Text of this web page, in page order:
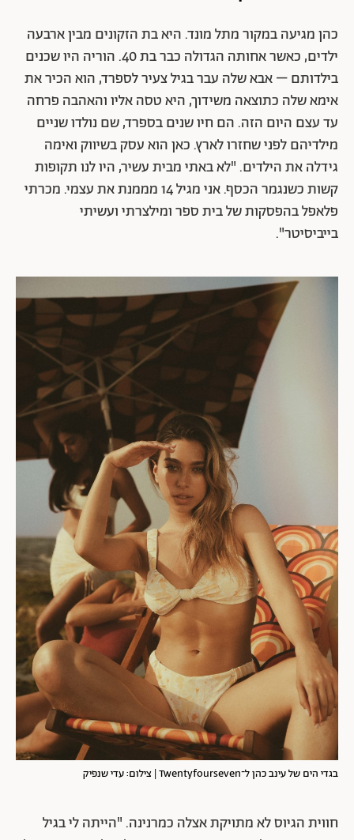
כהן מגיעה במקור מתל מונד. היא בת הזקונים מבין ארבעה
ילדים, כאשר אחותה הגדולה כבר בת 40. הוריה היו שכנים
בילדותם – אבא שלה עבר בגיל צעיר לספרד, הוא הכיר את
אימא שלה כתוצאה משידוך, היא טסה אליו והאהבה פרחה
עד עצם היום הזה. הם חיו שנים בספרד, שם נולדו שניים
מילדיהם לפני שחזרו לארץ. כאן הוא עסק בשיווק ואימה
גידלה את הילדים. "לא באתי מבית עשיר, היו לנו תקופות
קשות כשנגמר הכסף. אני מגיל 14 מממנת את עצמי. מכרתי
פלאפל בהפסקות של בית ספר ומילצרתי ועשיתי
בייביסיטר".
בגדי הים של עינב כהן ל־Twentyfourseven | צילום: עדי שנפיק
חווית הגיוס לא מתויקת אצלה כמרנינה. "הייתה לי בגיל